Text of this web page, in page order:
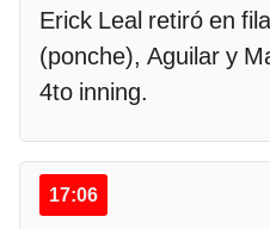
Erick Leal retiró en
(ponche), Aguilar y
4to inning.
17:06